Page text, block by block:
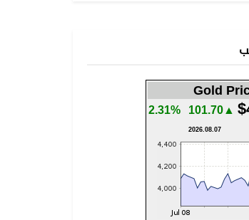
Gold
▲101.70
2.31%
2026.08.07